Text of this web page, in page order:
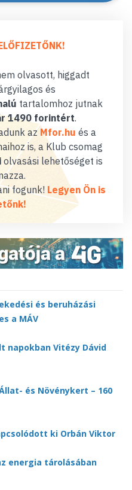
olvasott, higgadt
és
tartalomhoz jutnak
1490 forintért.
az Mfor.hu és a
is, a Klub csomag
olvasási lehetőséget is
fogunk! Legyen Ön is
és beruházási
a MÁV
napokban Vitézy Dávid
és Növénykert – 160
ki Orbán Viktor
energia tárolásában